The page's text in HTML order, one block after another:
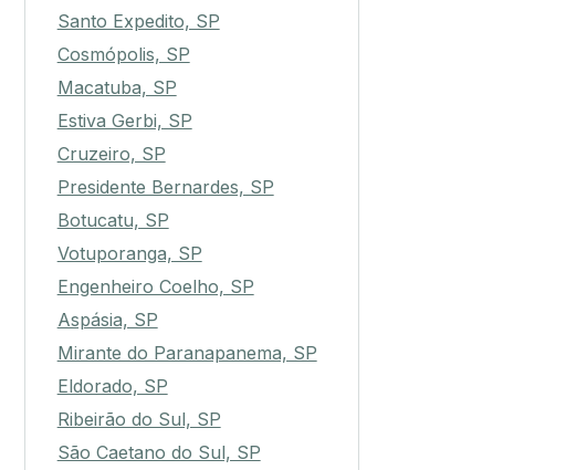
Santo Expedito, SP
Cosmópolis, SP
Macatuba, SP
Estiva Gerbi, SP
Cruzeiro, SP
Presidente Bernardes, SP
Botucatu, SP
Votuporanga, SP
Engenheiro Coelho, SP
Aspásia, SP
Mirante do Paranapanema, SP
Eldorado, SP
Ribeirão do Sul, SP
São Caetano do Sul, SP